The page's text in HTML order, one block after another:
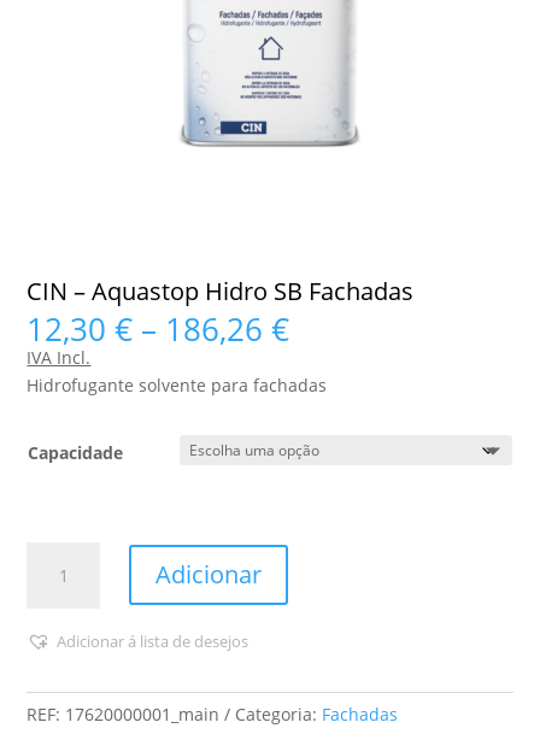
CIN – Aquastop Hidro SB Fachadas
12,30€ – 186,26€Price
12,30 €
186,26 €
IVA Incl.
Hidrofugante solvente para fachadas
Capacidade
-
Hidro
SB
Adicionar
Adicionar á lista de desejos
REF: 17620000001_main Categoria: Fachadas